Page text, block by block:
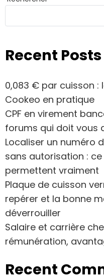
Recent Posts
0,083 € par cuisson :
Cookeo en pratique
CPF en virement
forums qui doit vous
Localiser un numéro
sans autorisation :
permettent vraiment
Plaque de cuisson
repérer et la bonne
déverrouiller
Salaire et carrière
rémunération,
Recent